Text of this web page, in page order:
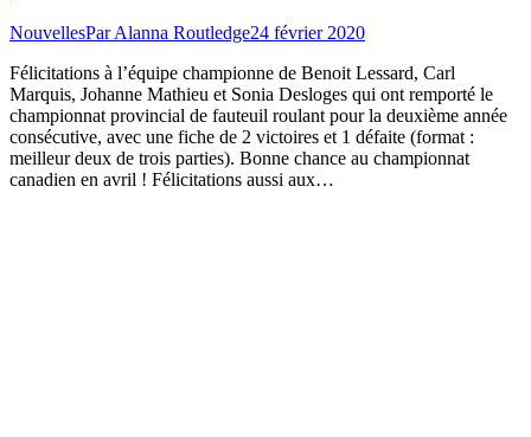
NouvellesParAlanna Routledge24 février 2020
Félicitations à l’équipe championne de Benoit Lessard, Carl
Marquis, Johanne Mathieu et Sonia Desloges qui ont remporté le
championnat provincial de fauteuil roulant pour la deuxième année
consécutive, avec une fiche de 2 victoires et 1 défaite (format :
meilleur deux de trois parties). Bonne chance au championnat
canadien en avril ! Félicitations aussi aux…